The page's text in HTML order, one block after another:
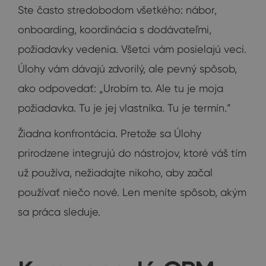
Ste často stredobodom všetkého: nábor,
onboarding, koordinácia s dodávateľmi,
požiadavky vedenia. Všetci vám posielajú veci.
Úlohy vám dávajú zdvorilý, ale pevný spôsob,
ako odpovedať: „Urobím to. Ale tu je moja
požiadavka. Tu je jej vlastníka. Tu je termín.”
Žiadna konfrontácia. Pretože sa Úlohy
prirodzene integrujú do nástrojov, ktoré váš tím
už používa, nežiadajte nikoho, aby začal
používať niečo nové. Len meníte spôsob, akým
sa práca sleduje.